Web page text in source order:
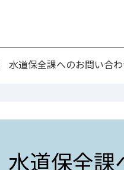
道保全課へのお問い合
道保全課